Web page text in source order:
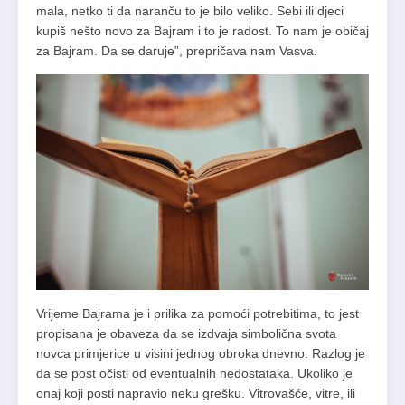
mala, netko ti da naranču to je bilo veliko. Sebi ili djeci
kupiš nešto novo za Bajram i to je radost. To nam je običaj
za Bajram. Da se daruje”, prepričava nam Vasva.
Vrijeme Bajrama je i prilika za pomoći potrebitima, to jest
propisana je obaveza da se izdvaja simbolična svota
novca primjerice u visini jednog obroka dnevno. Razlog je
da se post očisti od eventualnih nedostataka. Ukoliko je
onaj koji posti napravio neku grešku. Vitrovašće, vitre, ili